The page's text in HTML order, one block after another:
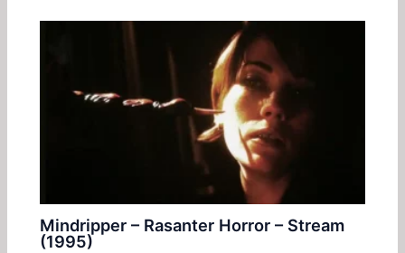
Mindripper – Rasanter Horror – Stream
(1995)